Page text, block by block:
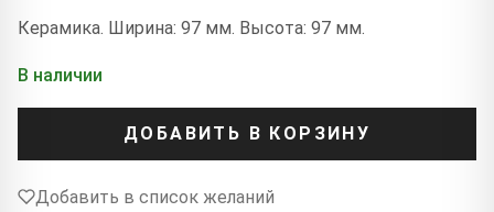
Керамика. Ширина: 97 мм. Высота: 97 мм.
В наличии
ДОБАВИТЬ В КОРЗИНУ
Добавить в список желаний